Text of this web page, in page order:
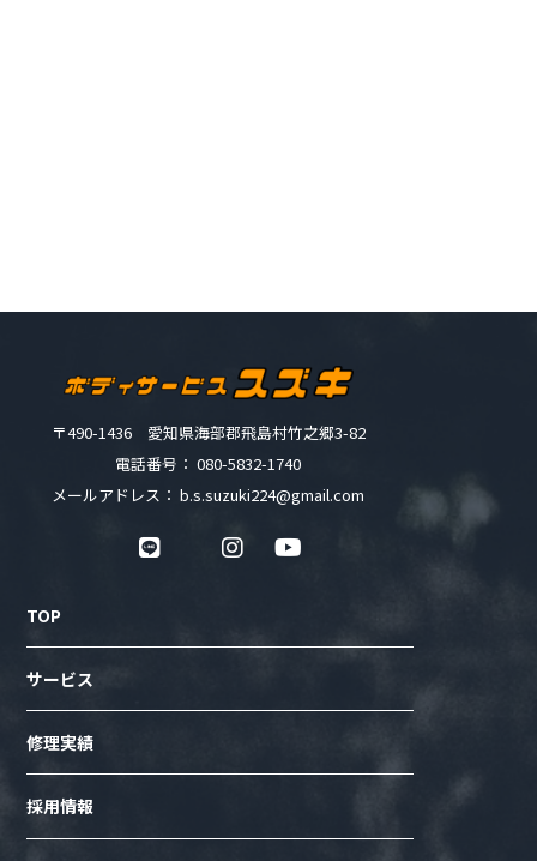
〒490-1436 愛知県海部郡飛島村竹之郷3-82
電話番号： 080-5832-1740
メールアドレス： b.s.suzuki224@gmail.com
TOP
サービス
修理実績
採用情報